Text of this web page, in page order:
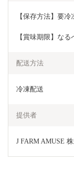
【保存方法】要
【賞味期限】な
配送方法
冷凍配送
提供者
J FARM AMUSE